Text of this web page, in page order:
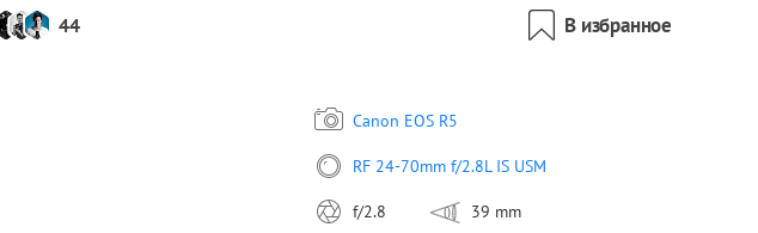
44 В избранное
Canon EOS R5
RF 24-70mm f/2.8L IS USM
f/2.8 39 mm